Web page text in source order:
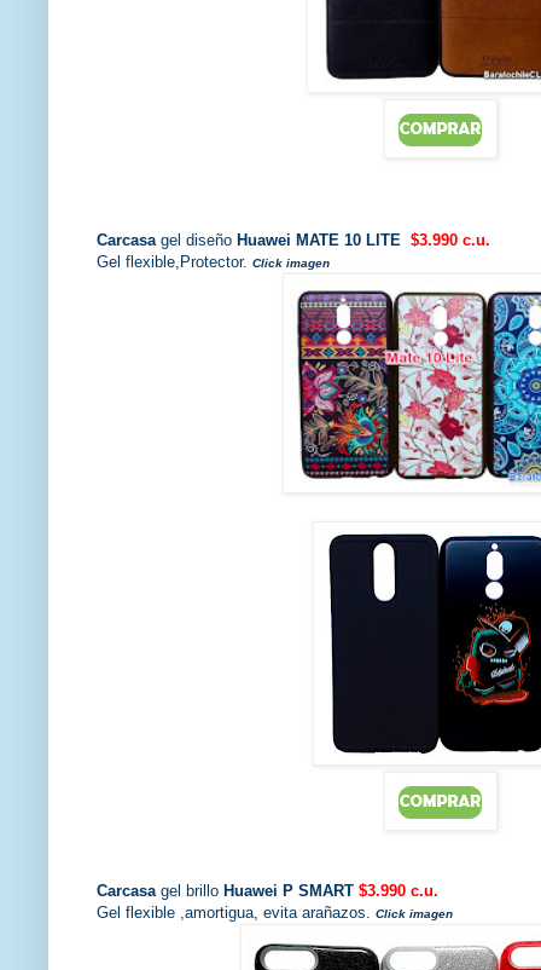
Carcasa gel diseño Huawei MATE 10 LITE $3.990 c.u.
Gel flexible,Protector. Click imagen
Carcasa gel brillo Huawei P SMART $3.990 c.u.
Gel flexible ,amortigua, evita arañazos. Click imagen